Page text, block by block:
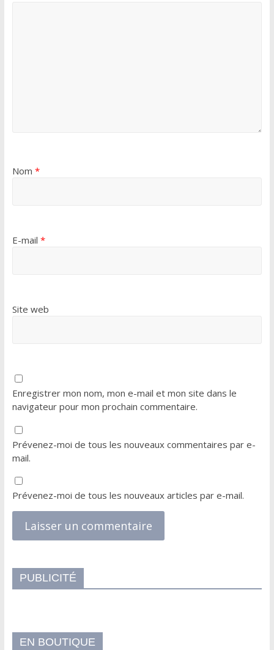
Nom *
E-mail *
Site web
Enregistrer mon nom, mon e-mail et mon site dans le
navigateur pour mon prochain commentaire.
Prévenez-moi de tous les nouveaux commentaires par e-
mail.
Prévenez-moi de tous les nouveaux articles par e-mail.
PUBLICITÉ
EN BOUTIQUE